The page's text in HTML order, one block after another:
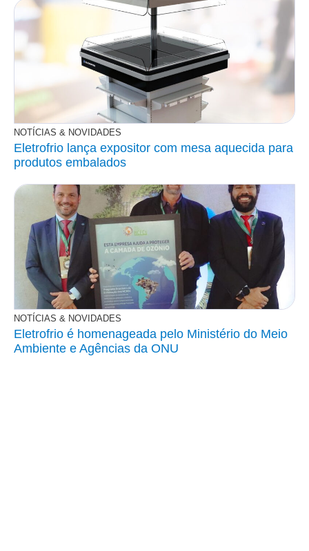
NOTÍCIAS & NOVIDADES
Eletrofrio lança expositor com mesa aquecida para
produtos embalados
NOTÍCIAS & NOVIDADES
Eletrofrio é homenageada pelo Ministério do Meio
Ambiente e Agências da ONU